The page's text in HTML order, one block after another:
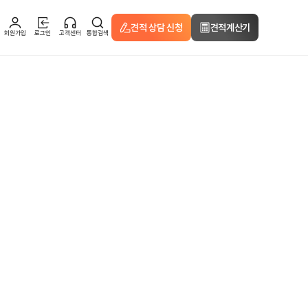
회원가입 로그인 고객센터 통합검색 견적 상담 신청 견적계산기